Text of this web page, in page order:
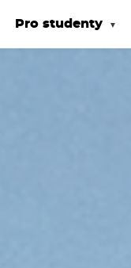
Pro studenty